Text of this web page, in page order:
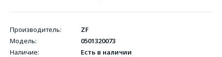
Производитель:
ZF
Модель:
0501320073
Наличие:
Есть в наличии